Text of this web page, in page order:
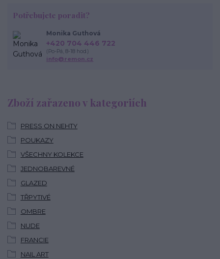
Zboží zařazeno v kategoriích
PRESS ON NEHTY
POUKAZY
VŠECHNY KOLEKCE
JEDNOBAREVNÉ
GLAZED
TŘPYTIVÉ
OMBRE
NUDE
FRANCIE
NAIL ART
Potřebujete poradit?
Monika Guthová
+420 704 446 722
(Po-Pá, 8-18 hod.)
info@remon.cz